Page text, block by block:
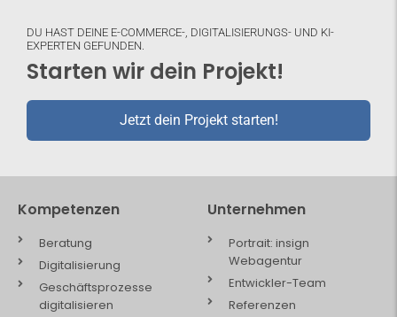
DU HAST DEINE E-COMMERCE-, DIGITALISIERUNGS- UND KI-
EXPERTEN GEFUNDEN.
Starten wir dein Projekt!
Jetzt dein Projekt starten!
Kompetenzen
Beratung
Digitalisierung
Geschäftsprozesse
digitalisieren
Unternehmen
Portrait: insign
Webagentur
Entwickler-Team
Referenzen